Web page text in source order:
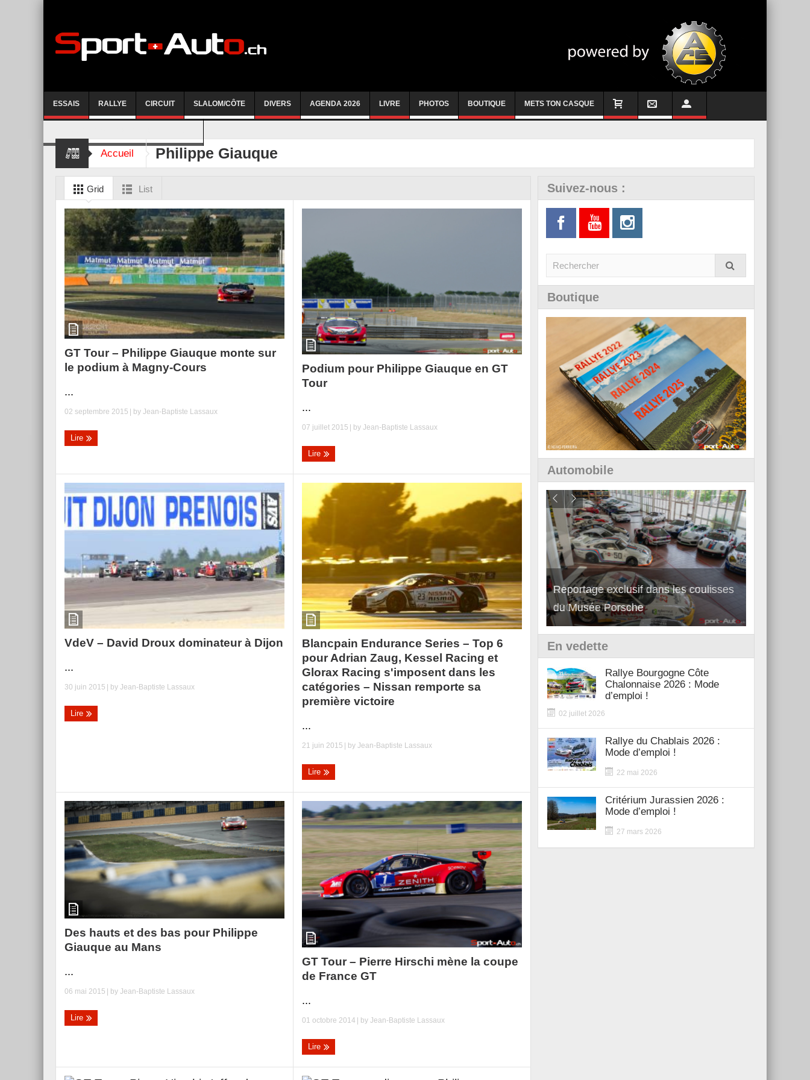
ESSAIS RALLYE CIRCUIT SLALOM/CÔTE DIVERS AGENDA 2026 LIVRE PHOTOS BOUTIQUE METS TON CASQUE
Accueil Philippe Giauque
Grid List
GT Tour – Philippe Giauque monte sur
le podium à Magny-Cours
...
02 septembre 2015 | by Jean-Baptiste Lassaux
Lire
Podium pour Philippe Giauque en GT
Tour
...
07 juillet 2015 | byJean-Baptiste Lassaux
Lire
VdeV – David Droux dominateur à Dijon
...
30 juin 2015 | by Jean-Baptiste Lassaux
Lire
Blancpain Endurance Series – Top 6
pour Adrian Zaug, Kessel Racing et
Glorax Racing s'imposent dans les
catégories – Nissan remporte sa
première victoire
...
21 juin 2015 | byJean-Baptiste Lassaux
Lire
Des hauts et des bas pour Philippe
Giauque au Mans
...
06 mai 2015 | by Jean-Baptiste Lassaux
Lire
GT Tour – Pierre Hirschi mène la coupe
de France GT
...
01 octobre 2014 | byJean-Baptiste Lassaux
Lire
Suivez-nous :
Boutique
Automobile
Essai – Morgan Supersport
Reportage exclusif dans les coulisses
du Musée Porsche
Découverte de la nouvelle Ferrari
12Cilindri Manuale
En vedette
Rallye Bourgogne Côte
Chalonnaise 2026 : Mode
d’emploi !
02 juillet 2026
Rallye du Chablais 2026 :
Mode d’emploi !
22 mai 2026
Critérium Jurassien 2026 :
Mode d’emploi !
27 mars 2026